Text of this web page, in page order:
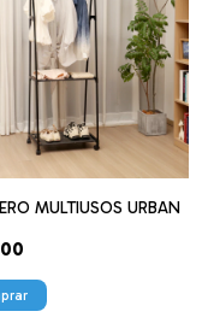
MULTIUSOS URBAN